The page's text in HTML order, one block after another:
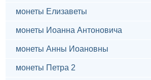
монеты Елизаветы
монеты Иоанна Антоновича
монеты Анны Иоановны
монеты Петра 2